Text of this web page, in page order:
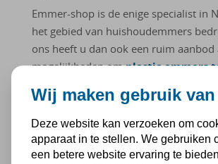
Emmer-shop is de enige specialist in
het gebied van huishoudemmers
ons heeft u dan ook een ruim aanbod
mogelijkheden omplastic emmers
geschenk op een beurs. We kunnen
huishoudemmers bedrukken in
kleuren, maar bedrukken ook
uiteenlopende formaten waaronder:
Wij maken gebruik
Deze website kan verzoeken om
apparaat in te stellen. We gebruiken
een betere website ervaring te